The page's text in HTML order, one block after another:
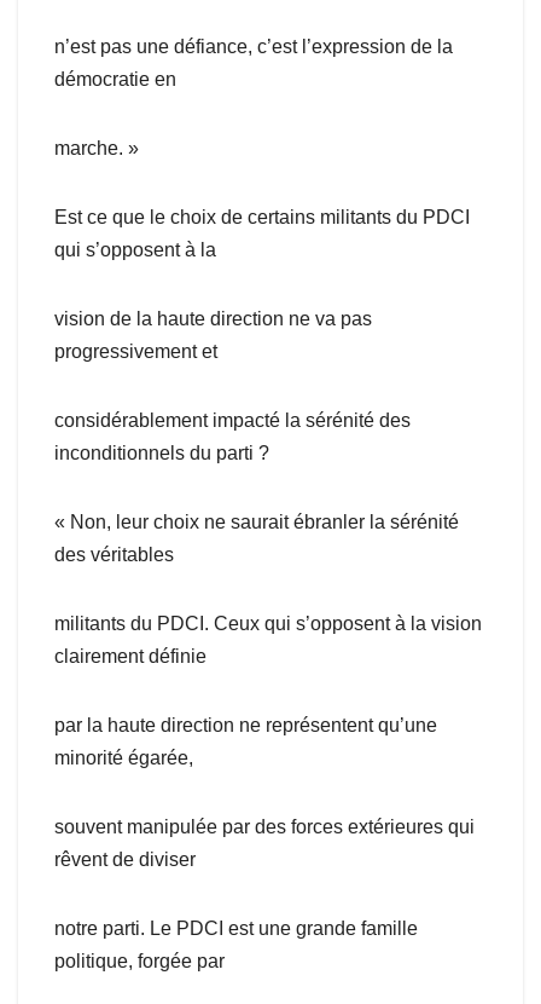
n’est pas une défiance, c’est l’expression de la
démocratie en
marche. »
Est ce que le choix de certains militants du PDCI
qui s’opposent à la
vision de la haute direction ne va pas
progressivement et
considérablement impacté la sérénité des
inconditionnels du parti ?
« Non, leur choix ne saurait ébranler la sérénité
des véritables
militants du PDCI. Ceux qui s’opposent à la vision
clairement définie
par la haute direction ne représentent qu’une
minorité égarée,
souvent manipulée par des forces extérieures qui
rêvent de diviser
notre parti. Le PDCI est une grande famille
politique, forgée par